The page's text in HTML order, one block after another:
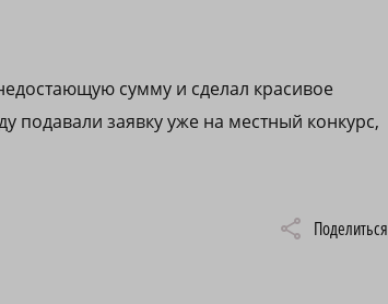
сумму и сделал красивое
подавали заявку уже на местный конкурс,
Поделиться